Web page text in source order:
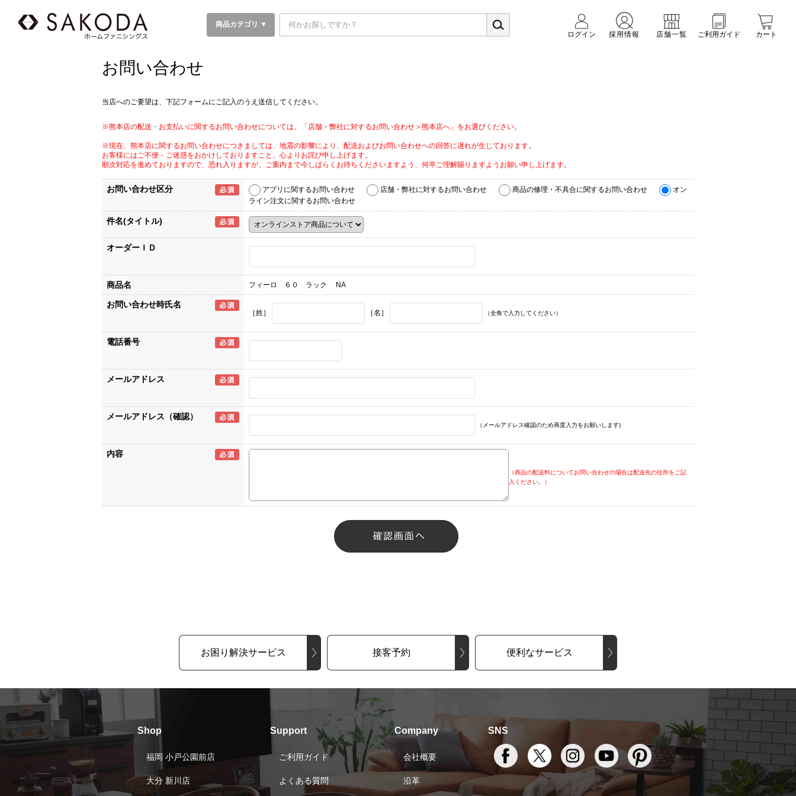
商品カテゴリ ▼
ログイン
採用情報 店舗一覧 ご利用ガイド カート
お問い合わせ
当店へのご要望は、下記フォームにご記入のうえ送信してください。
※熊本店の配送・お支払いに関するお問い合わせについては、「店舗・弊社に対するお問い合わせ＞熊本店へ」をお選びください。
※現在、熊本店に関するお問い合わせにつきましては、地震の影響により、配送およびお問い合わせへの回答に遅れが生じております。
お客様にはご不便・ご迷惑をおかけしておりますこと、心よりお詫び申し上げます。
順次対応を進めておりますので、恐れ入りますが、ご案内まで今しばらくお待ちくださいますよう、何卒ご理解賜りますようお願い申し上げます。
お問い合わせ区分 アプリに関するお問い合わせ 店舗・弊社に対するお問い合わせ 商品の修理・不具合に関するお問い合わせ
オン
ライン注文に関するお問い合わせ
件名(タイトル)
オーダーＩＤ
商品名 フィーロ ６０ ラック NA
お問い合わせ時氏名
［姓］ ［名］ （全角で入力してください）
電話番号
メールアドレス
メールアドレス（確認）
（メールアドレス確認のため再度入力をお願いします)
内容
（商品の配送料についてお問い合わせの場合は配送先の住所をご記
入ください。）
お困り解決サービス 接客予約 便利なサービス
Shop
福岡 小戸公園前店
大分 新川店
Support
ご利用ガイド
よくある質問
Company
会社概要
沿革
SNS